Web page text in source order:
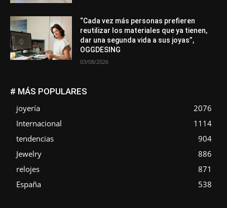
“Cada vez más personas prefieren
reutilizar los materiales que ya tienen,
dar una segunda vida a sus joyas”,
OGGDESING
03/08/2026
# MÁS POPULARES
joyería
2076
Internacional
1114
tendencias
904
Jewelry
886
relojes
871
España
538